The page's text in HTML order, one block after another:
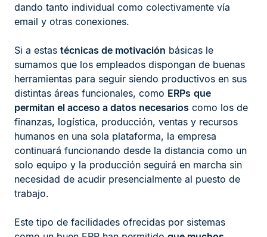
dando tanto individual como colectivamente vía
email y otras conexiones.
Si a estas técnicas de motivación básicas le
sumamos que los empleados dispongan de buenas
herramientas para seguir siendo productivos en sus
distintas áreas funcionales, como ERPs que
permitan el acceso a datos necesarios como los de
finanzas, logística, producción, ventas y recursos
humanos en una sola plataforma, la empresa
continuará funcionando desde la distancia como un
solo equipo y la producción seguirá en marcha sin
necesidad de acudir presencialmente al puesto de
trabajo.
Este tipo de facilidades ofrecidas por sistemas